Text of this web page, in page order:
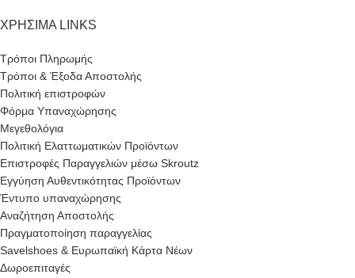
ΧΡΗΣΙΜΑ LINKS
Τρόποι Πληρωμής
Τρόποι & Έξοδα Αποστολής
Πολιτική επιστροφών
Φόρμα Υπαναχώρησης
Μεγεθολόγια
Πολιτική Ελαττωματικών Προϊόντων
Επιστροφές Παραγγελιών μέσω Skroutz
Εγγύηση Αυθεντικότητας Προϊόντων
Έντυπο υπαναχώρησης
Αναζήτηση Αποστολής
Πραγματοποίηση παραγγελίας
Savelshoes & Ευρωπαϊκή Κάρτα Νέων
Δωροεπιταγές